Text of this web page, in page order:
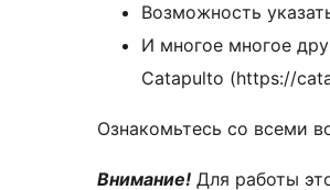
Возможность
И многое многое
Catapulto (https://
Ознакомьтесь со всеми
Внимание! Для работы